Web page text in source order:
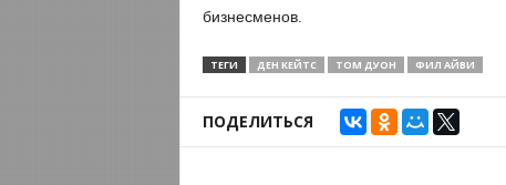
бизнесменов.
ТЕГИ ДЕН КЕЙТС ТОМ ДУОН ФИЛ АЙВИ
ПОДЕЛИТЬСЯ